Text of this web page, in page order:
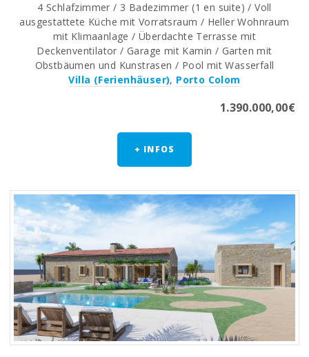
4 Schlafzimmer / 3 Badezimmer (1 en suite) / Voll
ausgestattete Küche mit Vorratsraum / Heller Wohnraum
mit Klimaanlage / Überdachte Terrasse mit
Deckenventilator / Garage mit Kamin / Garten mit
Obstbäumen und Kunstrasen / Pool mit Wasserfall
Villa (Ferienhäuser), Porto Colom
1.390.000,00€
+ INFOS